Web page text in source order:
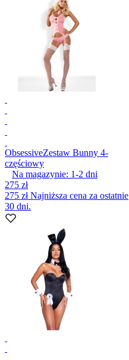
ObsessiveZestaw Bunny 4-
częściowy
Na magazynie: 1-2 dni
275 zł
275 złNajniższa cena za ostatnie
30 dni.